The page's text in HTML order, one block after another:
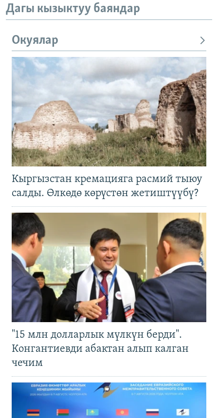
Дагы кызыктуу баяндар
Окуялар
Кыргызстан кремацияга расмий тыюу
салды. Өлкөдө көрүстөн жетиштүүбү?
"15 млн долларлык мүлкүн берди".
Конгантиевди абактан алып калган
чечим